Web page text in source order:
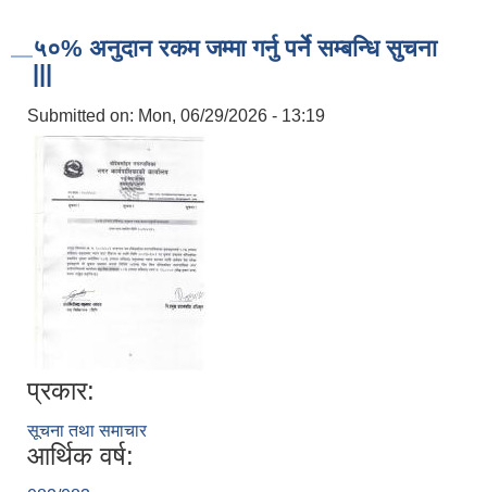
५०% अनुदान रकम जम्मा गर्नु पर्ने सम्बन्धि सुचना
Submitted on: Mon, 06/29/2026 - 13:19
प्रकार:
सूचना तथा समाचार
आर्थिक वर्ष: